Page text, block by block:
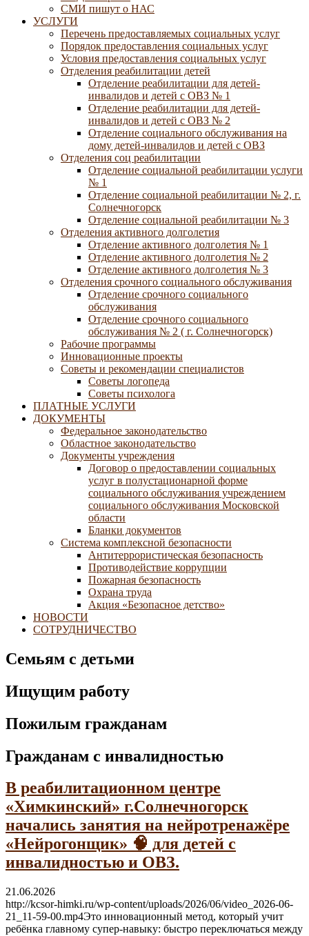
СМИ пишут о НАС
УСЛУГИ
Перечень предоставляемых социальных услуг
Порядок предоставления социальных услуг
Условия предоставления социальных услуг
Отделения реабилитации детей
Отделение реабилитации для детей-
инвалидов и детей с ОВЗ № 1
Отделение реабилитации для детей-
инвалидов и детей с ОВЗ № 2
Отделение социального обслуживания на
дому детей-инвалидов и детей с ОВЗ
Отделения соц реабилитации
Отделение социальной реабилитации услуги
№ 1
Отделение социальной реабилитации № 2, г.
Солнечногорск
Отделение социальной реабилитации № 3
Отделения активного долголетия
Отделение активного долголетия № 1
Отделение активного долголетия № 2
Отделение активного долголетия № 3
Отделения срочного социального обслуживания
Отделение срочного социального
обслуживания
Отделение срочного социального
обслуживания № 2 ( г. Солнечногорск)
Рабочие программы
Инновационные проекты
Советы и рекомендации специалистов
Советы логопеда
Советы психолога
ПЛАТНЫЕ УСЛУГИ
ДОКУМЕНТЫ
Федеральное законодательство
Областное законодательство
Документы учреждения
Договор о предоставлении социальных
услуг в полустационарной форме
социального обслуживания учреждением
социального обслуживания Московской
области
Бланки документов
Система комплексной безопасности
Антитеррористическая безопасность
Противодействие коррупции
Пожарная безопасность
Охрана труда
Акция «Безопасное детство»
НОВОСТИ
СОТРУДНИЧЕСТВО
Семьям с детьми
Ищущим работу
Пожилым гражданам
Гражданам с инвалидностью
В реабилитационном центре
«Химкинский» г.Солнечногорск
начались занятия на нейротренажёре
«Нейрогонщик» 🧠 для детей с
инвалидностью и ОВЗ.
21.06.2026
http://kcsor-himki.ru/wp-content/uploads/2026/06/video_2026-06-
21_11-59-00.mp4Это инновационный метод, который учит
ребёнка главному супер-навыку: быстро переключаться между